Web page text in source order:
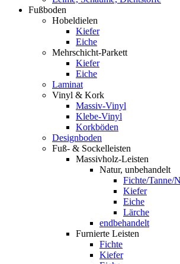
Fußboden
Hobeldielen
Kiefer
Eiche
Mehrschicht-Parkett
Kiefer
Eiche
Laminat
Vinyl & Kork
Massiv-Vinyl
Klebe-Vinyl
Korkböden
Designboden
Fuß- & Sockelleisten
Massivholz-Leisten
Natur, unbehandelt
Fichte/Tanne/
Kiefer
Eiche
Lärche
endbehandelt
Furnierte Leisten
Fichte
Kiefer